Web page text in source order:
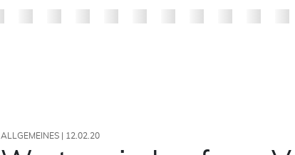
ALLGEMEINES | 12.02.20